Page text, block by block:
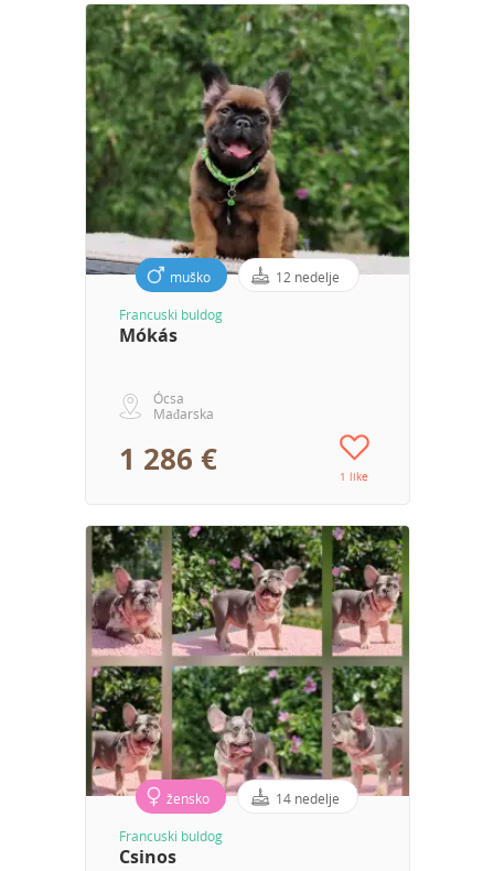
muško 12 nedelje
Francuski buldog
Mókás
Ócsa
Mađarska
1 286 € 1 like
žensko 14 nedelje
Francuski buldog
Csinos